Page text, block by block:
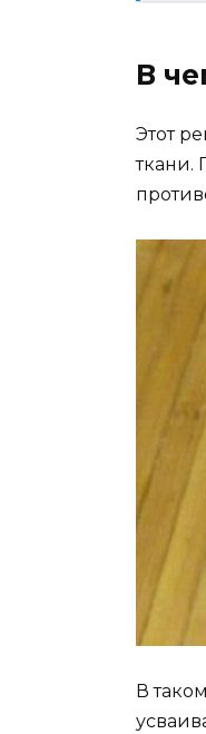
В
Этот
ткани.
В